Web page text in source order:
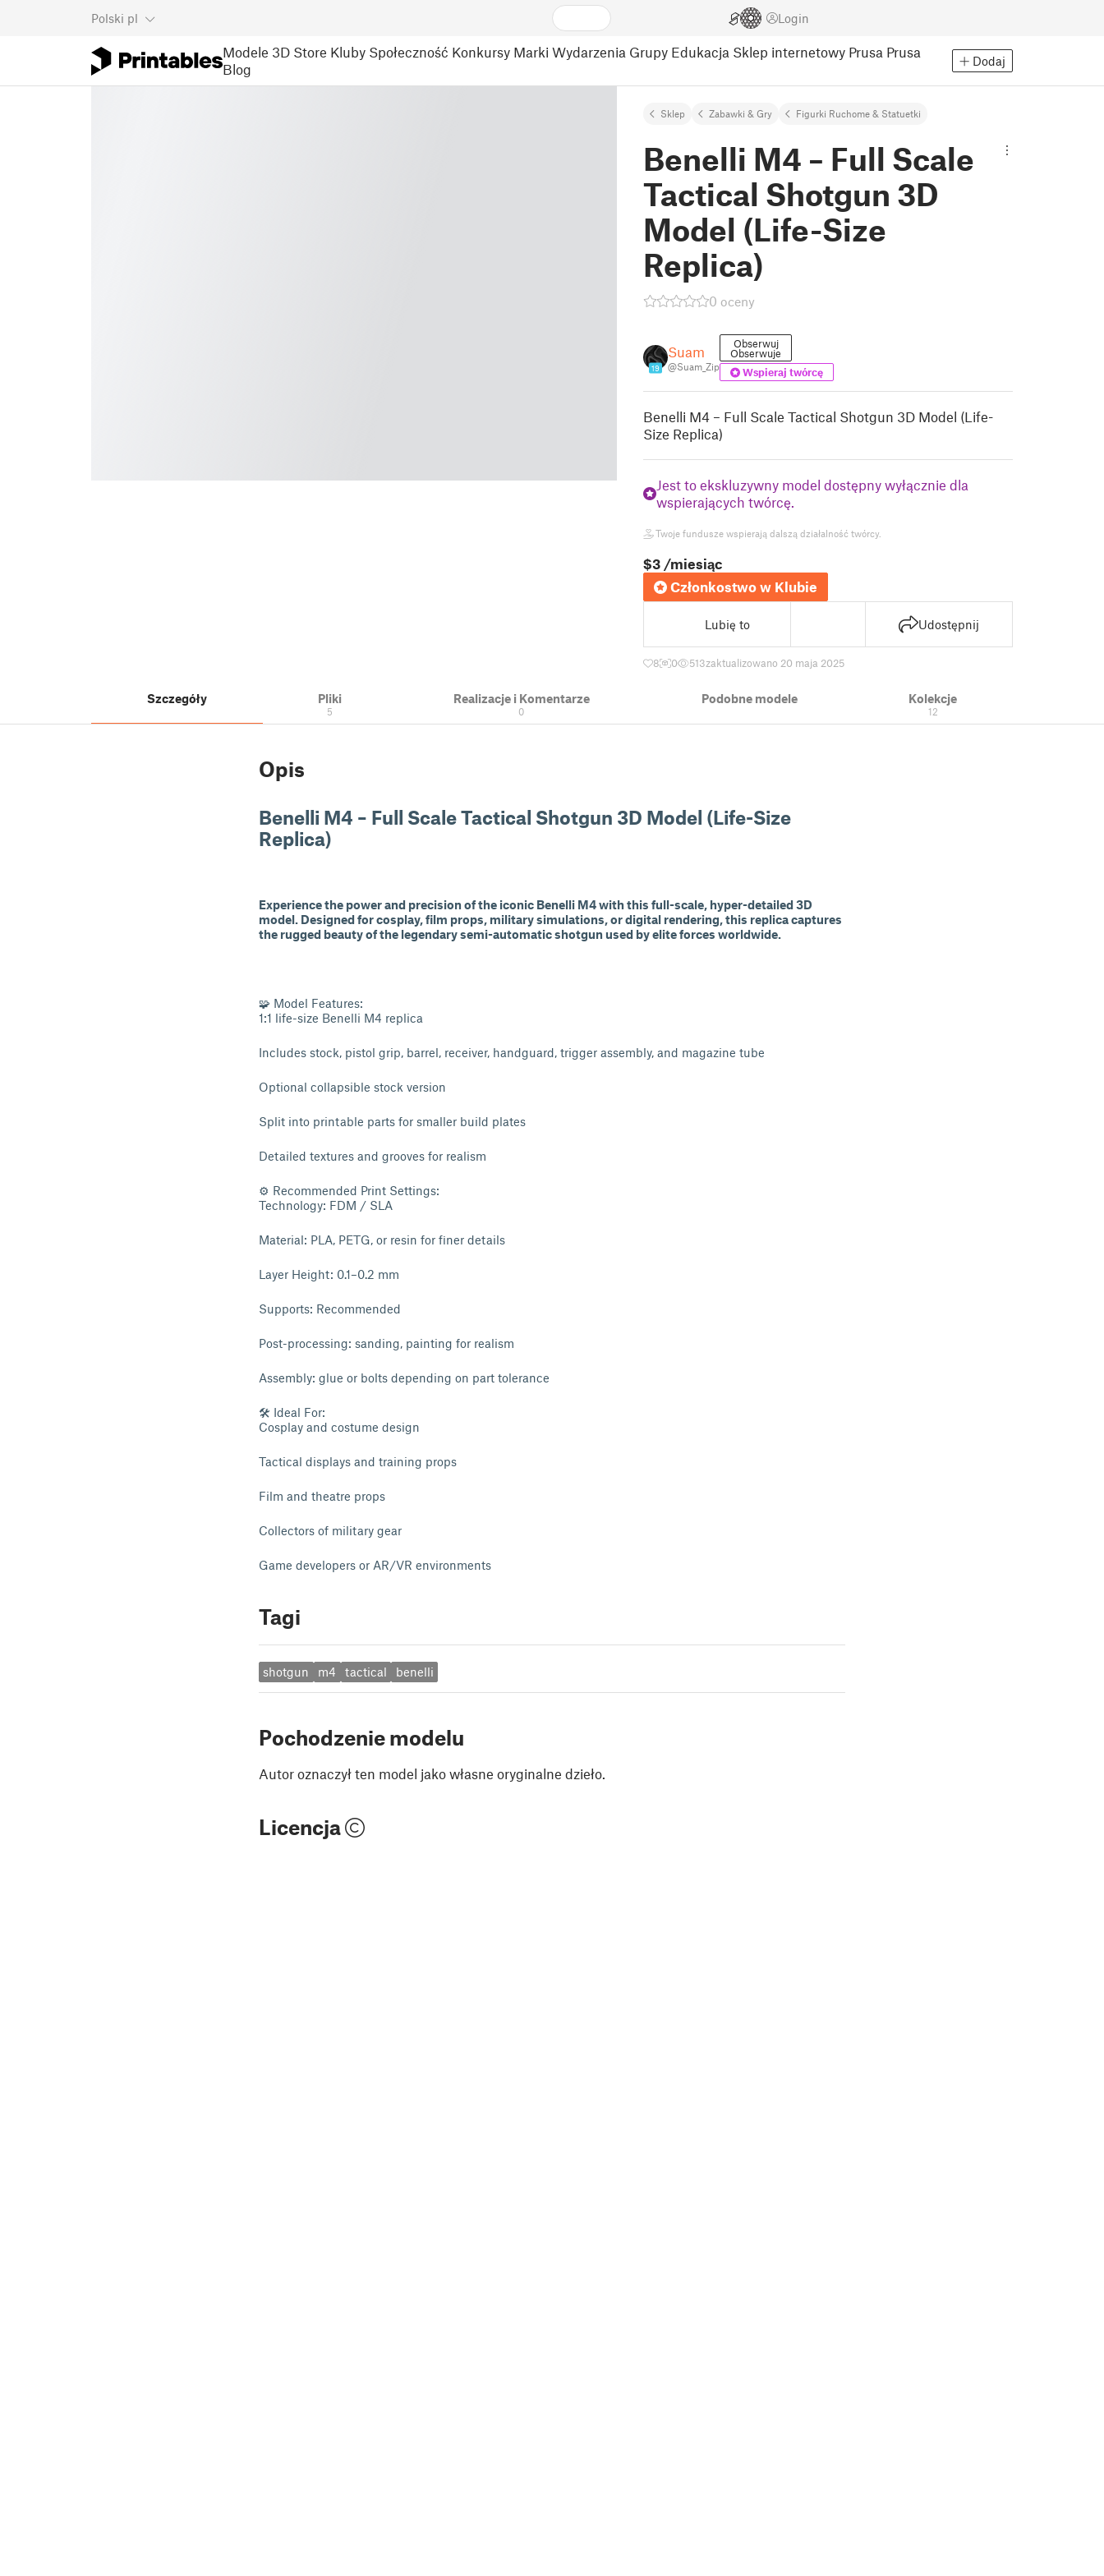
Polski pl Login
Modele 3D Store Kluby Społeczność Konkursy Marki Wydarzenia Grupy Edukacja Sklep internetowy Prusa Prusa
Blog
Dodaj
Sklep Zabawki & Gry Figurki Ruchome & Statuetki
Benelli M4 – Full Scale
Tactical Shotgun 3D
Model (Life-Size
Replica)
0 oceny
19
Suam
@Suam_Zip
Obserwuj
Obserwuje
Wspieraj twórcę
Benelli M4 – Full Scale Tactical Shotgun 3D Model (Life-
Size Replica)
Jest to ekskluzywny model dostępny wyłącznie dla
wspierających twórcę.
Twoje fundusze wspierają dalszą działalność twórcy.
$3 /miesiąc
Członkostwo w Klubie
Lubię to Udostępnij
8 0 513zaktualizowano 20 maja 2025
Szczegóły Pliki
5
Realizacje i Komentarze
0
Podobne modele Kolekcje
12
Opis
Benelli M4 – Full Scale Tactical Shotgun 3D Model (Life-Size
Replica)
Experience the power and precision of the iconic Benelli M4 with this full-scale, hyper-detailed 3D
model. Designed for cosplay, film props, military simulations, or digital rendering, this replica captures
the rugged beauty of the legendary semi-automatic shotgun used by elite forces worldwide.
🧩 Model Features:
1:1 life-size Benelli M4 replica
Includes stock, pistol grip, barrel, receiver, handguard, trigger assembly, and magazine tube
Optional collapsible stock version
Split into printable parts for smaller build plates
Detailed textures and grooves for realism
⚙ Recommended Print Settings:
Technology: FDM / SLA
Material: PLA, PETG, or resin for finer details
Layer Height: 0.1–0.2 mm
Supports: Recommended
Post-processing: sanding, painting for realism
Assembly: glue or bolts depending on part tolerance
🛠 Ideal For:
Cosplay and costume design
Tactical displays and training props
Film and theatre props
Collectors of military gear
Game developers or AR/VR environments
Tagi
shotgun m4 tactical benelli
Pochodzenie modelu
Autor oznaczył ten model jako własne oryginalne dzieło.
Licencja